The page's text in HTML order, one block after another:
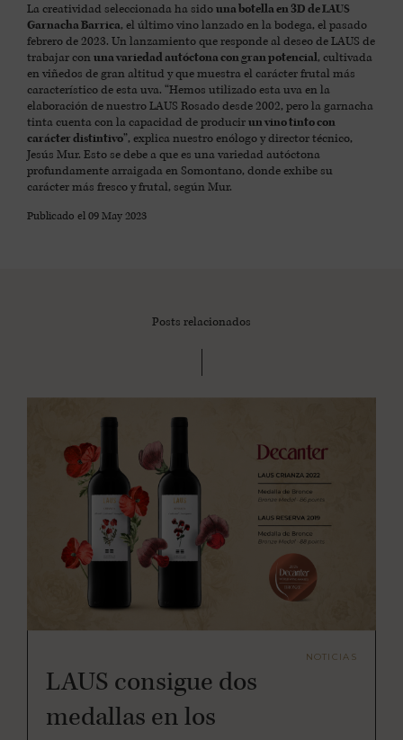
La creatividad seleccionada ha sidouna botella en 3D de LAUS
Garnacha Barrica, el último vino lanzado en la bodega, el pasado
febrero de 2023. Un lanzamiento que responde al deseo de LAUS de
trabajar conuna variedad autóctona con gran potencial, cultivada
en viñedos de gran altitud y que muestra el carácter frutal más
característico de esta uva. “Hemos utilizado esta uva en la
elaboración de nuestro LAUS Rosado desde 2002, pero la garnacha
tinta cuenta con la capacidad de producirun vino tinto con
carácter distintivo”, explica nuestro enólogo y director técnico,
Jesús Mur. Esto se debe a que es una variedad autóctona
profundamente arraigada en Somontano, donde exhibe su
carácter más fresco y frutal, según Mur.
Publicado el09 May 2023
Posts relacionados
NOTICIAS
LAUS consigue dos
medallas en los